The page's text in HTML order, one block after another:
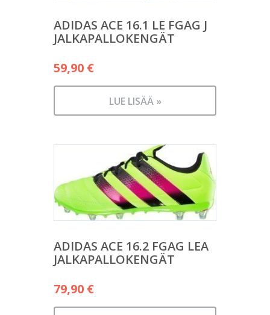
ADIDAS ACE 16.1 LE FGAG J
JALKAPALLOKENGÄT
59,90 €
LUE LISÄÄ »
ADIDAS ACE 16.2 FGAG LEA
JALKAPALLOKENGÄT
79,90 €